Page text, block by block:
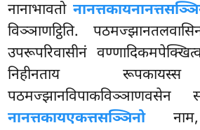
नानाभावतो
विञ्ञाणट्ठिति.
उपरूपरिवासीनं
निहीनताय रूपकायस्स
पठमज्झानविपाकविञ्ञाणवसेन
नानत्तकायएकत्तसञ्ञिनोनाम,